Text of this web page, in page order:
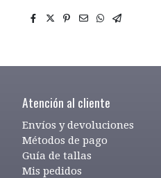
Atención al cliente
Envíos y devoluciones
Métodos de pago
Guía de tallas
Mis pedidos